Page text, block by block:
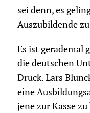
sei denn, es
Auszubildende
Es ist gerademal
die deutschen
Druck. Lars
eine
jene zur Kasse